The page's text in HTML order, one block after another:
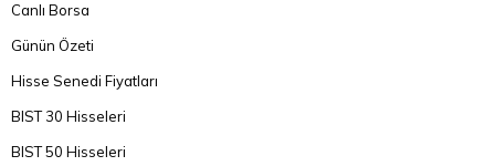
Canlı Borsa
Günün Özeti
Hisse Senedi Fiyatları
BIST 30 Hisseleri
BIST 50 Hisseleri